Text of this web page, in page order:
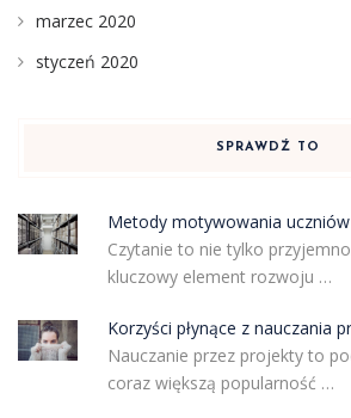
marzec 2020
styczeń 2020
SPRAWDŹ TO
Metody motywowania
Czytanie to nie tylko
kluczowy element rozwoju …
Korzyści płynące z nauczania
Nauczanie przez projekty to
coraz większą popularność …